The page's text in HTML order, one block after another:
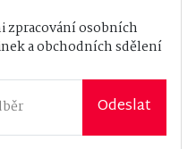
zpracování osobních
a obchodních sdělení
Odeslat